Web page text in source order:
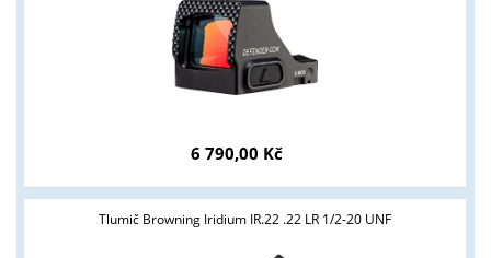
6 790,00 Kč
Tlumič Browning Iridium IR.22 .22 LR 1/2-20 UNF